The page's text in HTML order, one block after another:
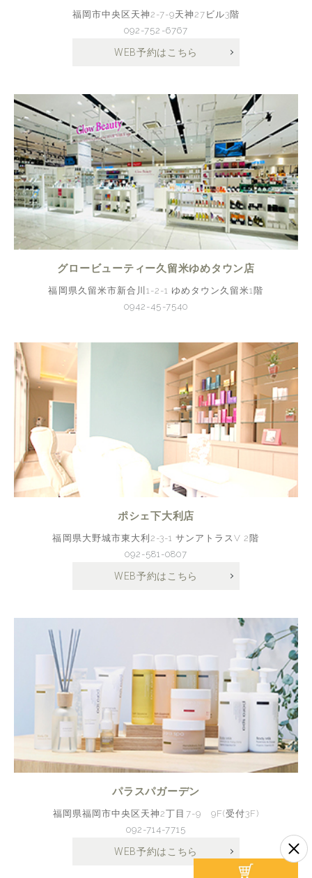
福岡市中央区天神2-7-9天神27ビル3階
092-752-6767
WEB予約はこちら
グロービューティー久留米ゆめタウン店
福岡県久留米市新合川1-2-1 ゆめタウン久留米1階
0942-45-7540
ポシェ下大利店
福岡県大野城市東大利2-3-1 サンアトラスV 2階
092-581-0807
WEB予約はこちら
パラスパガーデン
福岡県福岡市中央区天神2丁目7-9 9F(受付3F)
092-714-7715
WEB予約はこちら